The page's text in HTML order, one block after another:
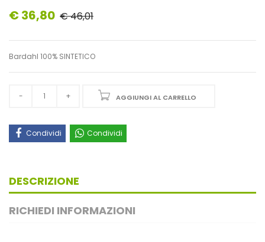
€ 36,80 € 46,01
Bardahl 100% SINTETICO
AGGIUNGI AL CARRELLO
Condividi Condividi
DESCRIZIONE
RICHIEDI INFORMAZIONI